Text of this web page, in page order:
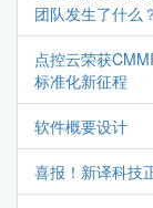
团队发生了什么
点控云荣获
标准化新征程
软件概要设计
喜报！新译科技